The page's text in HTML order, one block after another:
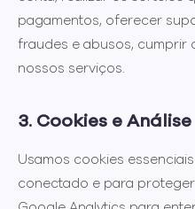
pagamentos, oferecer
fraudes e abusos, cumprir
nossos serviços.
3. Cookies e Análise
Usamos cookies
conectado e para